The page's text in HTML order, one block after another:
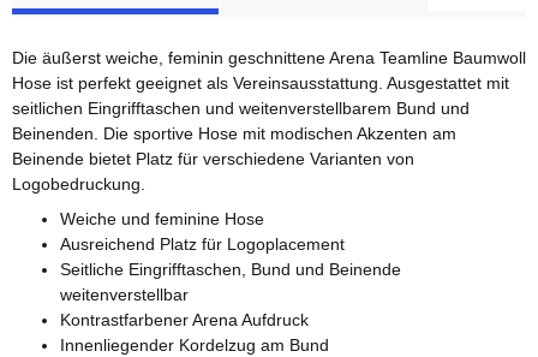
Die äußerst weiche, feminin geschnittene Arena Teamline Baumwoll
Hose ist perfekt geeignet als Vereinsausstattung. Ausgestattet mit
seitlichen Eingrifftaschen und weitenverstellbarem Bund und
Beinenden. Die sportive Hose mit modischen Akzenten am
Beinende bietet Platz für verschiedene Varianten von
Logobedruckung.
Weiche und feminine Hose
Ausreichend Platz für Logoplacement
Seitliche Eingrifftaschen, Bund und Beinende
weitenverstellbar
Kontrastfarbener Arena Aufdruck
Innenliegender Kordelzug am Bund